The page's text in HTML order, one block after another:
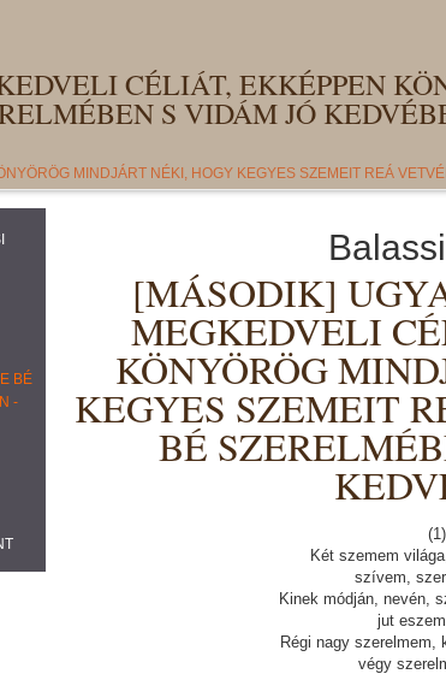
CÉLIÁT, EKKÉPPEN
S VIDÁM JÓ
MINDJÁRT NÉKI, HOGY KEGYES SZEMEIT REÁ
BÉ
-
[MÁSODIK]
MEGKEDVELI
KÖNYÖRÖG
KEGYES SZEMEIT
BÉ
(1)
Két szemem
szívem,
Kinek módján, nevén,
jut
Régi nagy szerelmem,
végy